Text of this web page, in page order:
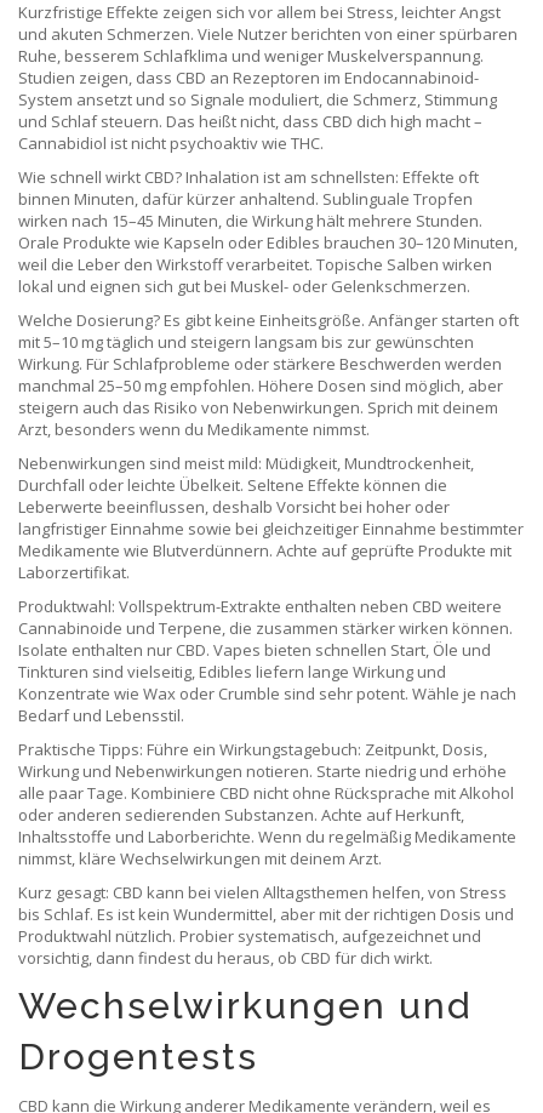
Kurzfristige Effekte zeigen sich vor allem bei Stress, leichter Angst
und akuten Schmerzen. Viele Nutzer berichten von einer spürbaren
Ruhe, besserem Schlafklima und weniger Muskelverspannung.
Studien zeigen, dass CBD an Rezeptoren im Endocannabinoid-
System ansetzt und so Signale moduliert, die Schmerz, Stimmung
und Schlaf steuern. Das heißt nicht, dass CBD dich high macht –
Cannabidiol ist nicht psychoaktiv wie THC.
Wie schnell wirkt CBD? Inhalation ist am schnellsten: Effekte oft
binnen Minuten, dafür kürzer anhaltend. Sublinguale Tropfen
wirken nach 15–45 Minuten, die Wirkung hält mehrere Stunden.
Orale Produkte wie Kapseln oder Edibles brauchen 30–120 Minuten,
weil die Leber den Wirkstoff verarbeitet. Topische Salben wirken
lokal und eignen sich gut bei Muskel- oder Gelenkschmerzen.
Welche Dosierung? Es gibt keine Einheitsgröße. Anfänger starten oft
mit 5–10 mg täglich und steigern langsam bis zur gewünschten
Wirkung. Für Schlafprobleme oder stärkere Beschwerden werden
manchmal 25–50 mg empfohlen. Höhere Dosen sind möglich, aber
steigern auch das Risiko von Nebenwirkungen. Sprich mit deinem
Arzt, besonders wenn du Medikamente nimmst.
Nebenwirkungen sind meist mild: Müdigkeit, Mundtrockenheit,
Durchfall oder leichte Übelkeit. Seltene Effekte können die
Leberwerte beeinflussen, deshalb Vorsicht bei hoher oder
langfristiger Einnahme sowie bei gleichzeitiger Einnahme bestimmter
Medikamente wie Blutverdünnern. Achte auf geprüfte Produkte mit
Laborzertifikat.
Produktwahl: Vollspektrum-Extrakte enthalten neben CBD weitere
Cannabinoide und Terpene, die zusammen stärker wirken können.
Isolate enthalten nur CBD. Vapes bieten schnellen Start, Öle und
Tinkturen sind vielseitig, Edibles liefern lange Wirkung und
Konzentrate wie Wax oder Crumble sind sehr potent. Wähle je nach
Bedarf und Lebensstil.
Praktische Tipps: Führe ein Wirkungstagebuch: Zeitpunkt, Dosis,
Wirkung und Nebenwirkungen notieren. Starte niedrig und erhöhe
alle paar Tage. Kombiniere CBD nicht ohne Rücksprache mit Alkohol
oder anderen sedierenden Substanzen. Achte auf Herkunft,
Inhaltsstoffe und Laborberichte. Wenn du regelmäßig Medikamente
nimmst, kläre Wechselwirkungen mit deinem Arzt.
Kurz gesagt: CBD kann bei vielen Alltagsthemen helfen, von Stress
bis Schlaf. Es ist kein Wundermittel, aber mit der richtigen Dosis und
Produktwahl nützlich. Probier systematisch, aufgezeichnet und
vorsichtig, dann findest du heraus, ob CBD für dich wirkt.
Wechselwirkungen und
Drogentests
CBD kann die Wirkung anderer Medikamente verändern, weil es